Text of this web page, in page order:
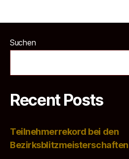
Suchen
Recent Posts
Teilnehmerrekord bei den